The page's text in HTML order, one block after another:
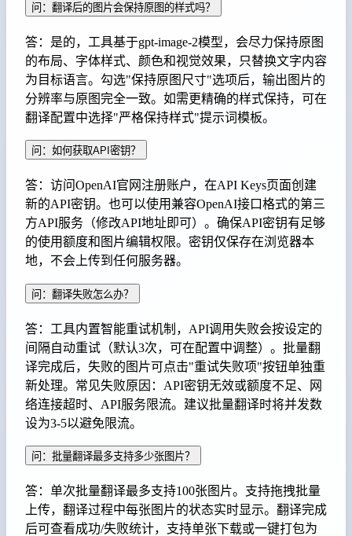
问：翻译后的图片会保持原图的样式吗？
答：是的，工具基于gpt-image-2模型，会尽力保持原图
的布局、字体样式、颜色和视觉效果，只替换文字内容
为目标语言。勾选"保持原图尺寸"选项后，输出图片的
分辨率与原图完全一致。如需更精确的样式保持，可在
翻译配置中选择"严格保持样式"提示词模板。
问：如何获取API密钥？
答：访问OpenAI官网注册账户，在API Keys页面创建
新的API密钥。也可以使用兼容OpenAI接口格式的第三
方API服务（修改API地址即可）。确保API密钥有足够
的使用额度和图片编辑权限。密钥仅保存在浏览器本
地，不会上传到任何服务器。
问：翻译失败怎么办？
答：工具内置智能重试机制，API调用失败会按设定的
间隔自动重试（默认3次，可在配置中调整）。批量翻
译完成后，失败的图片可点击"重试失败项"按钮单独重
新处理。常见失败原因：API密钥无效或额度不足、网
络连接超时、API服务限流。建议批量翻译时将并发数
设为3-5以避免限流。
问：批量翻译最多支持多少张图片？
答：单次批量翻译最多支持100张图片。支持拖拽批量
上传，翻译过程中每张图片的状态实时显示。翻译完成
后可查看成功/失败统计，支持单张下载或一键打包为